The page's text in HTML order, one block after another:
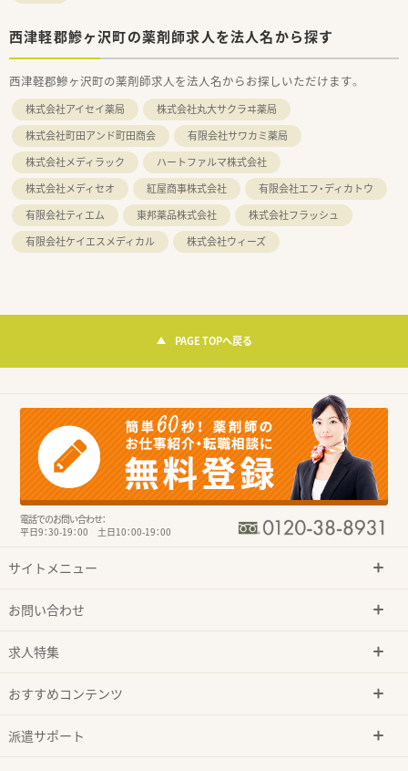
西津軽郡鰺ヶ沢町の薬剤師求人を法人名から探す
西津軽郡鰺ヶ沢町の薬剤師求人を法人名からお探しいただけます。
株式会社アイセイ薬局
株式会社丸大サクラヰ薬局
株式会社町田アンド町田商会
有限会社サワカミ薬局
株式会社メディラック
ハートファルマ株式会社
株式会社メディセオ
紅屋商事株式会社
有限会社エフ・ディカトウ
有限会社ティエム
東邦薬品株式会社
株式会社フラッシュ
有限会社ケイエスメディカル
株式会社ウィーズ
PAGE TOPへ戻る
電話でのお問い合わせ：
平日9：30-19：00 土日10：00-19：00
サイトメニュー
お問い合わせ
求人特集
おすすめコンテンツ
派遣サポート